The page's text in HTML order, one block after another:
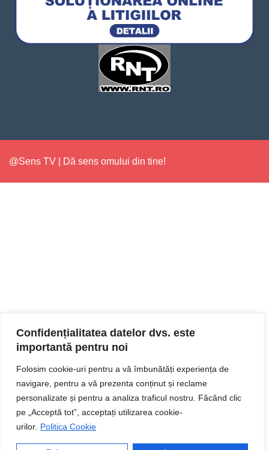
Confidențialitatea datelor dvs. este
importantă pentru noi
Folosim cookie-uri pentru a vă îmbunătăți experiența de
navigare, pentru a vă prezenta conținut și reclame
personalizate și pentru a analiza traficul nostru. Făcând clic
pe „Acceptă tot”, acceptați utilizarea cookie-
urilor. Politica Cookie
@Sens TV | Dă sens omului din tine!